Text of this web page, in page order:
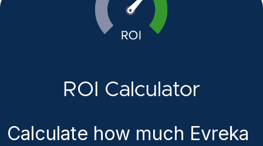
ROI Calculator
Calculate how much Evreka